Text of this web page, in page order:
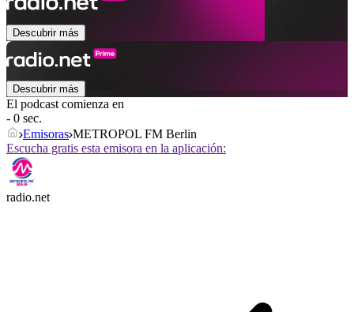
Descubrir más
Descubrir más
El podcast comienza en
- 0 sec.
Emisoras METROPOL FM Berlin
Escucha gratis esta emisora en la aplicación:
radio.net